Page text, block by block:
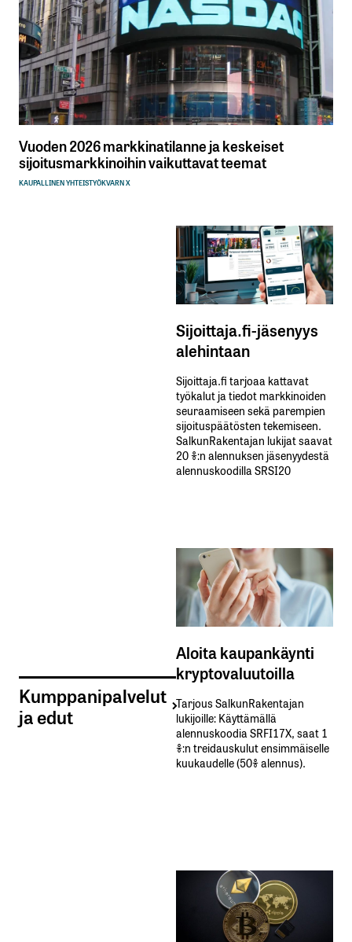
Vuoden 2026 markkinatilanne ja keskeiset
sijoitusmarkkinoihin vaikuttavat teemat
KAUPALLINEN YHTEISTYÖKVARN X
Kumppanipalvelut
ja edut
Sijoittaja.fi-jäsenyys
alehintaan
Sijoittaja.fi tarjoaa kattavat
työkalut ja tiedot markkinoiden
seuraamiseen sekä parempien
sijoituspäätösten tekemiseen.
SalkunRakentajan lukijat saavat
20 %:n alennuksen jäsenyydestä
alennuskoodilla SRSI20
Aloita kaupankäynti
kryptovaluutoilla
Tarjous SalkunRakentajan
lukijoille: Käyttämällä​ ​
alennuskoodia​ ​SRFI17X,​ ​saat​ ​1
%:n treidauskulut​ ​ensimmäiselle​ ​
kuukaudelle​ ​(50%​ ​alennus).